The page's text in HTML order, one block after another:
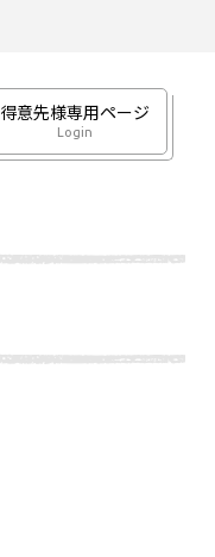
得意先様専用ページ
Login